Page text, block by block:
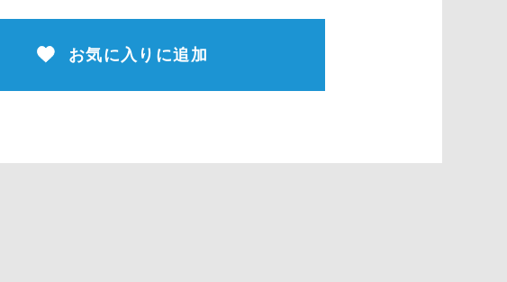
お気に入りに追加